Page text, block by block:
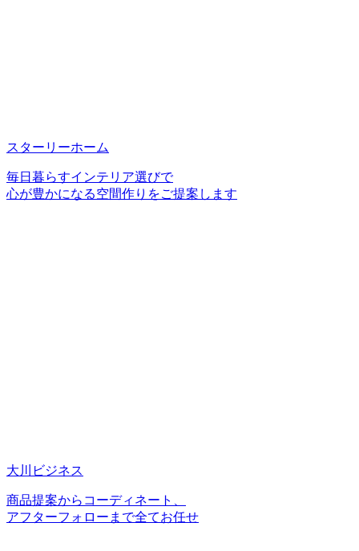
スターリーホーム
毎日暮らすインテリア選びで
心が豊かになる空間作りをご提案します
大川ビジネス
商品提案からコーディネート、
アフターフォローまで全てお任せ